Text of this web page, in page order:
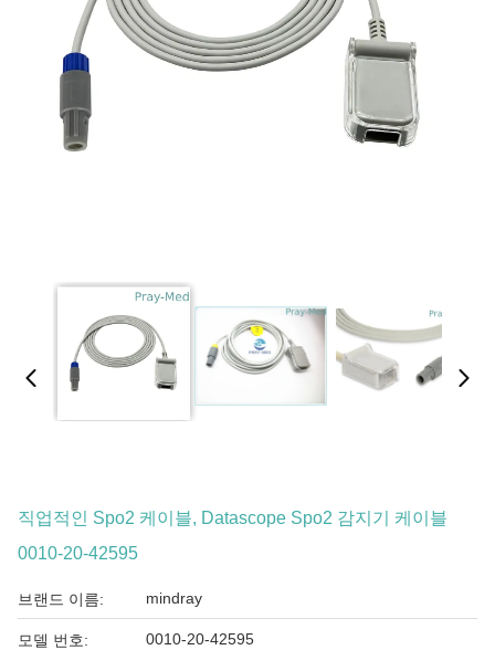
직업적인 Spo2 케이블, Datascope Spo2 감지기 케이블
0010-20-42595
브랜드 이름: mindray
모델 번호: 0010-20-42595